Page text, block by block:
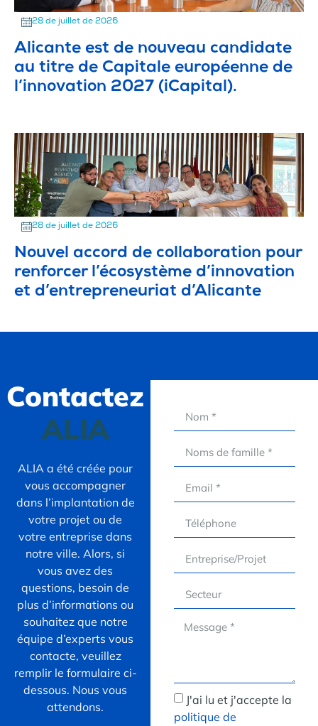
28 de juillet de 2026
Alicante est de nouveau candidate
au titre de Capitale européenne de
l’innovation 2027 (iCapital).
28 de juillet de 2026
Nouvel accord de collaboration pour
renforcer l’écosystème d’innovation
et d’entrepreneuriat d’Alicante
Contactez
ALIA
ALIA a été créée pour
vous accompagner
dans l’implantation de
votre projet ou de
votre entreprise dans
notre ville. Alors, si
vous avez des
questions, besoin de
plus d’informations ou
souhaitez que notre
équipe d’experts vous
contacte, veuillez
remplir le formulaire ci-
dessous. Nous vous
attendons.
J'ai lu et j'accepte la
politique de